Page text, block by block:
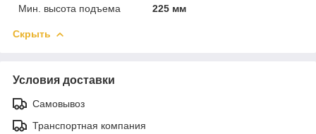
Мин. высота подъема
225 мм
Скрыть
Условия доставки
Самовывоз
Транспортная компания